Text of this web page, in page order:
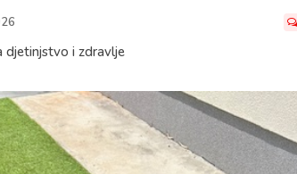
djetinjstvo i zdravlje